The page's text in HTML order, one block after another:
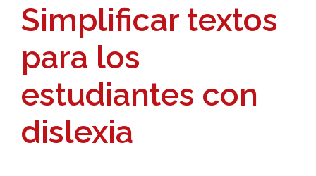
Simplificar textos
para los
estudiantes con
dislexia